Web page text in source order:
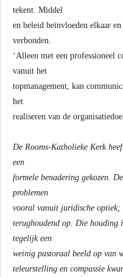
tekent. Middel
en beleid beïnvloeden elkaar
verbonden.
‘Alleen met een professioneel
vanuit het
topmanagement, kan
het
realiseren van de
De Rooms-Katholieke Kerk
een
formele benadering gekozen.
problemen
vooral vanuit juridische optiek;
terughoudend op. Die
tegelijk een
weinig pastoraal beeld op van
teleurstelling en compassie